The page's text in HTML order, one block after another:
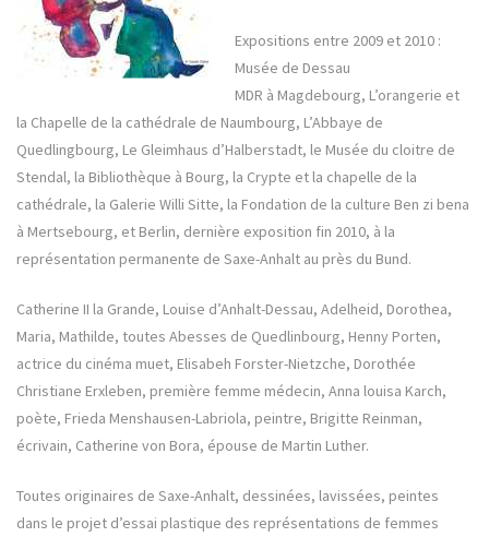
Expositions entre 2009 et 2010 :
Musée de Dessau
MDR à Magdebourg, L’orangerie et
la Chapelle de la cathédrale de Naumbourg, L’Abbaye de
Quedlingbourg, Le Gleimhaus d’Halberstadt, le Musée du cloitre de
Stendal, la Bibliothèque à Bourg, la Crypte et la chapelle de la
cathédrale, la Galerie Willi Sitte, la Fondation de la culture Ben zi bena
à Mertsebourg, et Berlin, dernière exposition fin 2010, à la
représentation permanente de Saxe-Anhalt au près du Bund.
Catherine II la Grande, Louise d’Anhalt-Dessau, Adelheid, Dorothea,
Maria, Mathilde, toutes Abesses de Quedlinbourg, Henny Porten,
actrice du cinéma muet, Elisabeh Forster-Nietzche, Dorothée
Christiane Erxleben, première femme médecin, Anna louisa Karch,
poète, Frieda Menshausen-Labriola, peintre, Brigitte Reinman,
écrivain, Catherine von Bora, épouse de Martin Luther.
Toutes originaires de Saxe-Anhalt, dessinées, lavissées, peintes
dans le projet d’essai plastique des représentations de femmes